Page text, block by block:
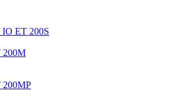
ET 200S
200M
200MP